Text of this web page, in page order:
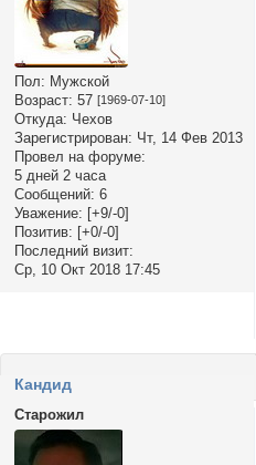
Пол: Мужской
Возраст: 57 [1969-07-10]
Откуда: Чехов
Зарегистрирован: Чт, 14 Фев 2013
Провел на форуме:
5 дней 2 часа
Сообщений: 6
Уважение: [+9/-0]
Позитив: [+0/-0]
Последний визит:
Ср, 10 Окт 2018 17:45
Кандид
Старожил